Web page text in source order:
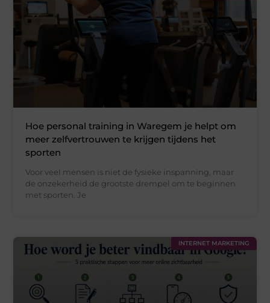
Hoe personal training in Waregem je helpt om
meer zelfvertrouwen te krijgen tijdens het
sporten
Voor veel mensen is niet de fysieke inspanning, maar
de onzekerheid de grootste drempel om te beginnen
met sporten. Je
INTERNET MARKETING